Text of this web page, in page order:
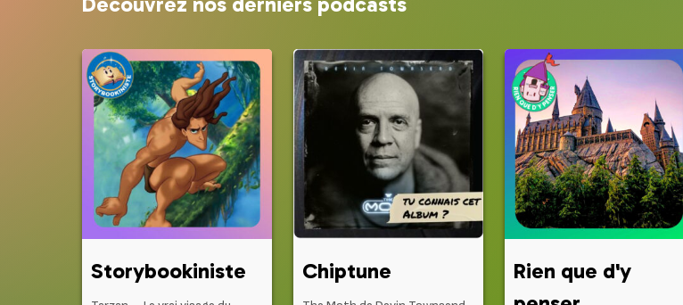
Storybookiniste Chiptune
Rien que d'y